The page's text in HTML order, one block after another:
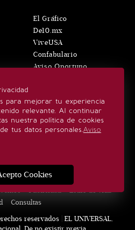
para mejorar tu experiencia
relevante. Al continuar
nuestra política de cookies
tus datos personales.Aviso
Cookies
El Gráfico
De10.mx
ViveUSA
Confabulario
Aviso Oportuno
SÍGUENOS
Quiénes somos
Publicidad
Estilo de vida
Consultas
reservados | EL UNIVERSAL,